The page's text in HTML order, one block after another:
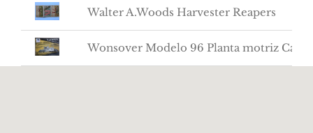
Walter A.Woods Harvester Reapers
Wonsover Modelo 96 Planta motriz